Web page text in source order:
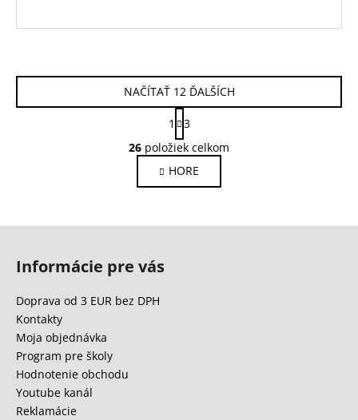
O
v
l
á
a
NAČÍTAŤ 12 ĎALŠÍCH
S
t
r
á
n
k
1
3
26 položiek celkom
HORE
Informácie pre vás
Doprava od 3 EUR bez DPH
Kontakty
Moja objednávka
Program pre školy
Hodnotenie obchodu
Youtube kanál
Reklamácie